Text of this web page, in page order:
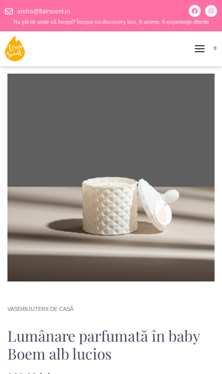
andra@flairscent.ro
Nu știi de unde să începi? Începe cu discovery box, 6 arome, 6 experiențe diferite
0
VASE›BIJUTERII DE CASĂ
Lumânare parfumată în baby
Boem alb lucios